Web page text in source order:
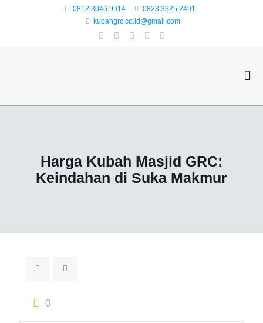
0812 3046 9914
0823 3325 2491
kubahgrc.co.id@gmail.com
Harga Kubah Masjid GRC:
Keindahan di Suka Makmur
0